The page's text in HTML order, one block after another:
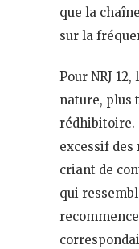
que la
sur la
Pour NRJ
nature, plus
rédhibitoire.
excessif
criant de
qui